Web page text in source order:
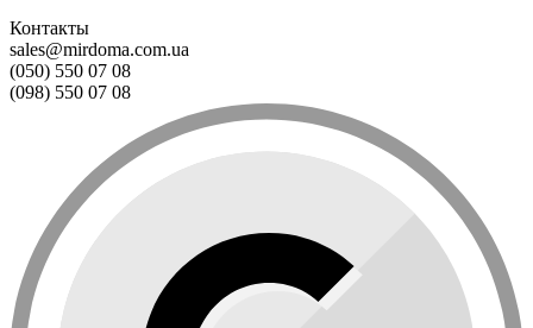
Контакты
sales@mirdoma.com.ua
(050) 550 07 08
(098) 550 07 08